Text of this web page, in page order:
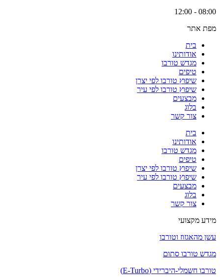
08:00 - 12:00
מפת אתר
בית
אודותינו
מגדש טורבו
טיפים
שיפוץ טורבו לפי יצרן
שיפוץ טורבו לפי עיר
מבצעים
בלוג
צור קשר
בית
אודותינו
מגדש טורבו
טיפים
שיפוץ טורבו לפי יצרן
שיפוץ טורבו לפי עיר
מבצעים
בלוג
צור קשר
מידע מקצועי
עשן מהאגזוז וטורבו
מגדש טורבו סתום
טורבו חשמלי-היברידי (E-Turbo)